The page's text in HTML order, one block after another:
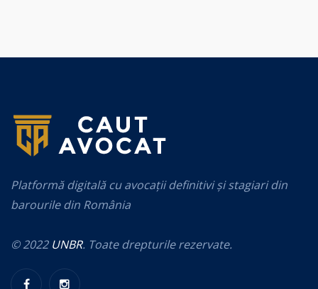
Platformă digitală cu avocații definitivi și stagiari din
barourile din România
© 2022 UNBR. Toate drepturile rezervate.